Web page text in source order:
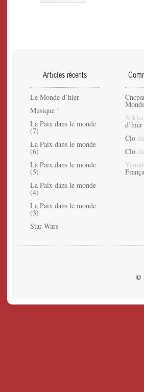
Articles récents
Le Monde d’hier
Musique !
La Paix dans le monde
(7)
La Paix dans le monde
(6)
La Paix dans le monde
(5)
La Paix dans le monde
(4)
La Paix dans le monde
(3)
Star Wars
Sokko
d’hier
Clo
Clo
©